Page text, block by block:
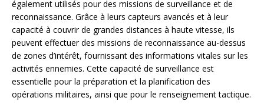
également utilisés pour des missions de surveillance et de
reconnaissance. Grâce à leurs capteurs avancés et à leur
capacité à couvrir de grandes distances à haute vitesse, ils
peuvent effectuer des missions de reconnaissance au-dessus
de zones d’intérêt, fournissant des informations vitales sur les
activités ennemies. Cette capacité de surveillance est
essentielle pour la préparation et la planification des
opérations militaires, ainsi que pour le renseignement tactique.